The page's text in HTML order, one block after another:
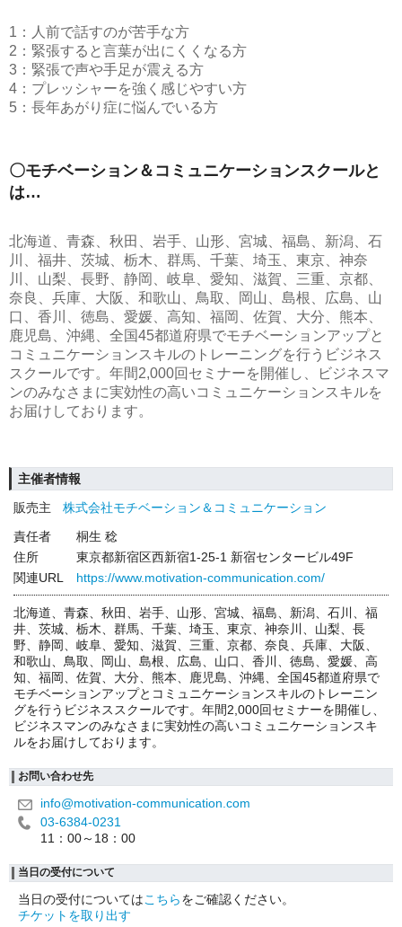
1：人前で話すのが苦手な方
2：緊張すると言葉が出にくくなる方
3：緊張で声や手足が震える方
4：プレッシャーを強く感じやすい方
5：長年あがり症に悩んでいる方
〇モチベーション＆コミュニケーションスクールと
は…
北海道、青森、秋田、岩手、山形、宮城、福島、新潟、石
川、福井、茨城、栃木、群馬、千葉、埼玉、東京、神奈
川、山梨、長野、静岡、岐阜、愛知、滋賀、三重、京都、
奈良、兵庫、大阪、和歌山、鳥取、岡山、島根、広島、山
口、香川、徳島、愛媛、高知、福岡、佐賀、大分、熊本、
鹿児島、沖縄、全国45都道府県でモチベーションアップと
コミュニケーションスキルのトレーニングを行うビジネス
スクールです。年間2,000回セミナーを開催し、ビジネスマ
ンのみなさまに実効性の高いコミュニケーションスキルを
お届けしております。
主催者情報
販売主
株式会社モチベーション＆コミュニケーション
責任者
桐生 稔
住所
東京都新宿区西新宿1-25-1 新宿センタービル49F
関連URL
https://www.motivation-communication.com/
北海道、青森、秋田、岩手、山形、宮城、福島、新潟、石川、福
井、茨城、栃木、群馬、千葉、埼玉、東京、神奈川、山梨、長
野、静岡、岐阜、愛知、滋賀、三重、京都、奈良、兵庫、大阪、
和歌山、鳥取、岡山、島根、広島、山口、香川、徳島、愛媛、高
知、福岡、佐賀、大分、熊本、鹿児島、沖縄、全国45都道府県で
モチベーションアップとコミュニケーションスキルのトレーニン
グを行うビジネススクールです。年間2,000回セミナーを開催し、
ビジネスマンのみなさまに実効性の高いコミュニケーションスキ
ルをお届けしております。
お問い合わせ先
info@motivation-communication.com
03-6384-0231
11：00～18：00
当日の受付について
当日の受付についてはこちらをご確認ください。
チケットを取り出す